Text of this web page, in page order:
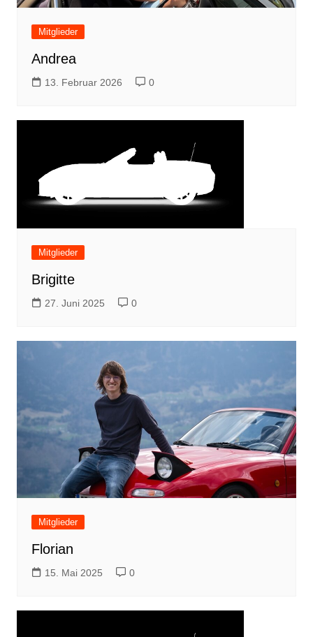
Mitglieder
Andrea
13. Februar 2026 0
Mitglieder
Brigitte
27. Juni 2025 0
Mitglieder
Florian
15. Mai 2025 0